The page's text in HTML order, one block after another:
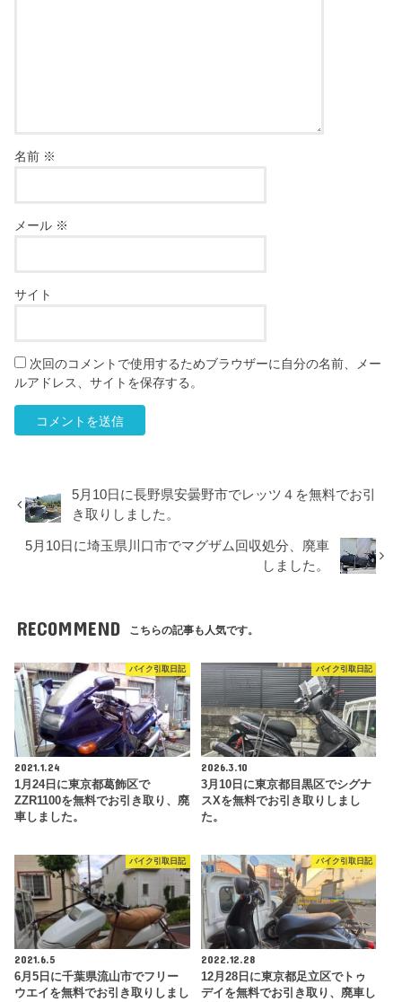
名前 ※
メール ※
サイト
次回のコメントで使用するためブラウザーに自分の名前、メー
ルアドレス、サイトを保存する。
5月10日に長野県安曇野市でレッツ４を無料でお引
き取りしました。
5月10日に埼玉県川口市でマグザム回収処分、廃車
しました。
RECOMMEND こちらの記事も人気です。
バイク引取日記
2021.1.24
1月24日に東京都葛飾区で
ZZR1100を無料でお引き取り、廃
車しました。
バイク引取日記
2026.3.10
3月10日に東京都目黒区でシグナ
スXを無料でお引き取りしまし
た。
バイク引取日記
2021.6.5
6月5日に千葉県流山市でフリー
ウエイを無料でお引き取りしまし
バイク引取日記
2022.12.28
12月28日に東京都足立区でトゥ
デイを無料でお引き取り、廃車し